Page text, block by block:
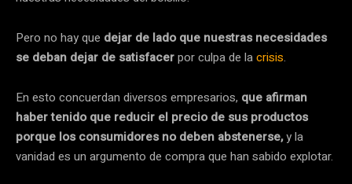
Pero no hay que dejar de lado que nuestras necesidades
se deban dejar de satisfacerpor culpa de lacrisis.
En esto concuerdan diversos empresarios, que afirman
haber tenido que reducir el precio de sus productos
porque los consumidores no deben abstenerse,y la
vanidad es un argumento de compra que han sabido explotar.